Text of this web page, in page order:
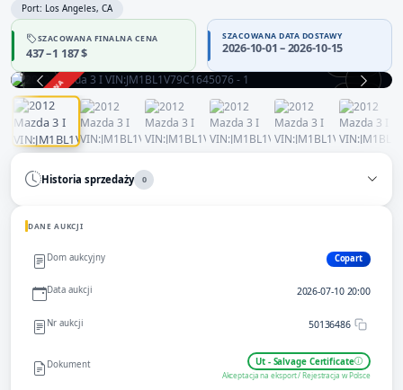
Port: Los Angeles, CA
SZACOWANA FINALNA CENA
437 – 1 187 $
SZACOWANA DATA DOSTAWY
2026-10-01 – 2026-10-15
ZAKOŃCZONA
Historia sprzedaży 0
DANE AUKCJI
Dom aukcyjny Copart
Data aukcji 2026-07-10 20:00
Nr aukcji 50136486
Dokument Ut - Salvage Certificate
Akceptacja na eksport / Rejestracja w Polsce